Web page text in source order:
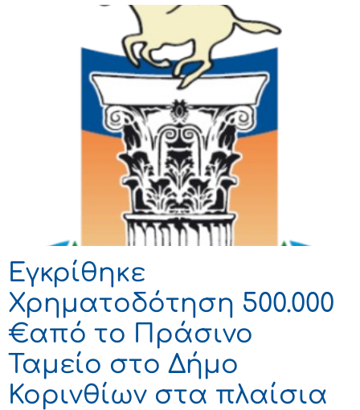
Eγκρίθηκε
Χρηματοδότηση 500.000
€από το Πράσινο
Ταμείο στο Δήμο
Κορινθίων στα πλαίσια